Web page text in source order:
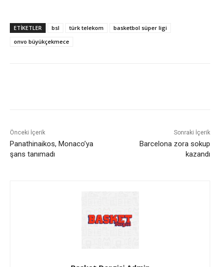
ETIKETLER bsl türk telekom
basketbol süper ligi
onvo büyükçekmece
Önceki İçerik
Panathinaikos, Monaco’ya
şans tanımadı
Sonraki İçerik
Barcelona zora sokup
kazandı